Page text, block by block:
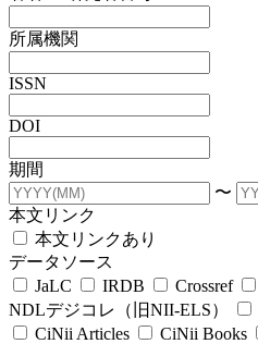
所属機関
ISSN
DOI
期間
〜
本文リンク
本文リンクあり
データソース
JaLC
IRDB Crossref
NDLデジコレ（旧NII-ELS）
CiNii Articles
CiNii Books